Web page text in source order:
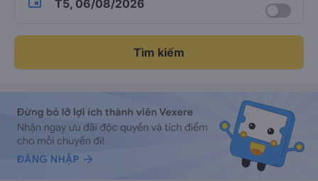
T5, 06/08/2026
Tìm kiếm